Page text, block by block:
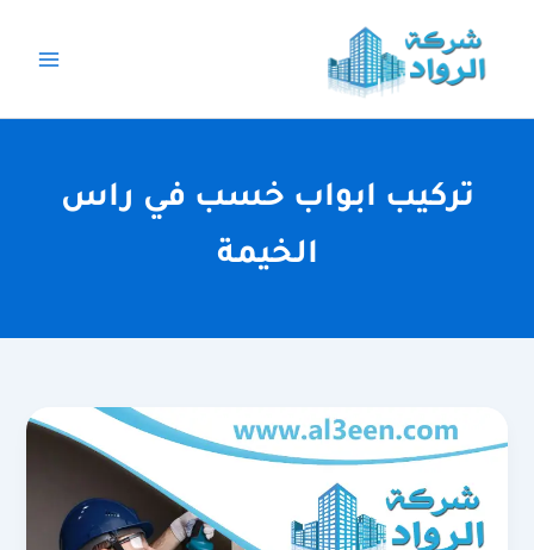
المحتوى
تركيب ابواب خسب في راس
الخيمة